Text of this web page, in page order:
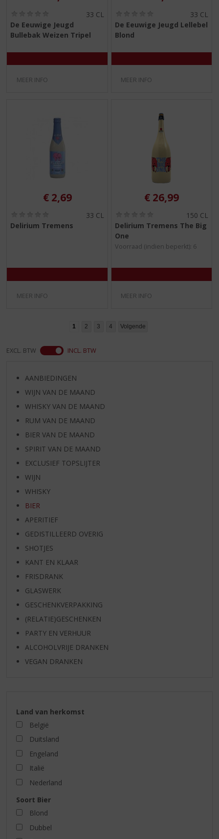
,
0
5
33 CL
De Eeuwige Jeugd
Bullebak Weizen Tripel
MEER INFO
,
5
33 CL
De Eeuwige Jeugd Lellebel
Blond
MEER INFO
€ 2,69
,
33 CL
Delirium Tremens
MEER INFO
€ 26,99
,
/
150 CL
Delirium Tremens The Big
One
Voorraad (indien beperkt): 6
MEER INFO
1 2 3 4 Volgende
EXCL. BTW INCL. BTW
AANBIEDINGEN
WIJN VAN DE MAAND
WHISKY VAN DE MAAND
RUM VAN DE MAAND
BIER VAN DE MAAND
SPIRIT VAN DE MAAND
EXCLUSIEF TOPSLIJTER
WIJN
WHISKY
BIER
APERITIEF
GEDISTILLEERD OVERIG
SHOTJES
KANT EN KLAAR
FRISDRANK
GLASWERK
GESCHENKVERPAKKING
(RELATIE)GESCHENKEN
PARTY EN VERHUUR
ALCOHOLVRIJE DRANKEN
VEGAN DRANKEN
Land van herkomst
België
Duitsland
Engeland
Italië
Nederland
Soort Bier
Blond
Dubbel